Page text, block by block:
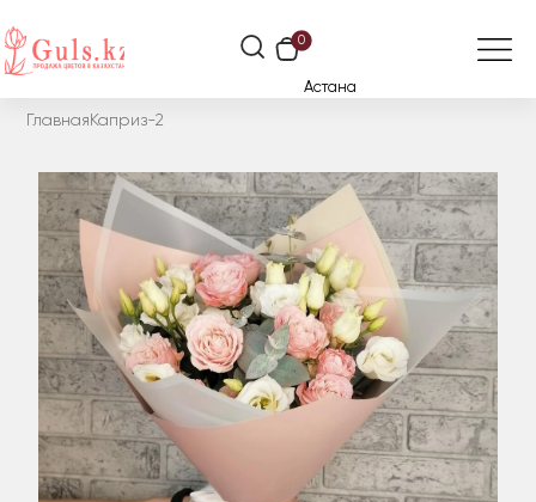
0
Астана
Главная Каприз-2